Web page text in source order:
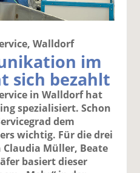
Walldorf
im
sich bezahlt
in Walldorf hat
spezialisiert. Schon
dem
wichtig. Für die drei
Müller, Beate
basiert dieser